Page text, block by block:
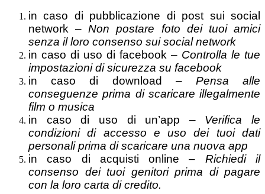
in caso di pubblicazione di post sui social
network –Non postare foto dei tuoi amici
senza il loro consenso sui social network
in caso di uso di facebook – Controlla le tue
impostazioni di sicurezza su facebook
in caso di download – Pensa alle
conseguenze prima di scaricare illegalmente
film o musica
in caso di uso di un’app – Verifica le
condizioni di accesso e uso dei tuoi dati
personali prima di scaricare una nuova app
in caso di acquisti online – Richiedi il
consenso dei tuoi genitori prima di pagare
con la loro carta di credito.